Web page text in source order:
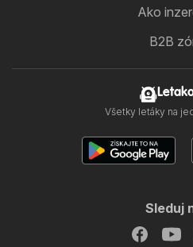
Ako
B2B
Všetky letáky na
Sleduj